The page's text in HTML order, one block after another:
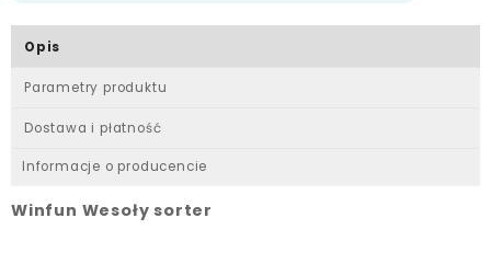
Opis
Parametry produktu
Dostawa i płatność
Informacje o producencie
Winfun Wesoły sorter